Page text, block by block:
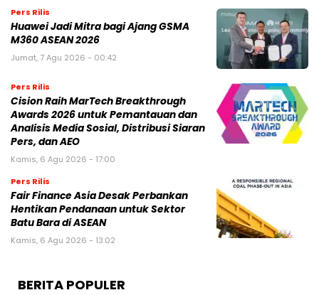
Pers Rilis
Huawei Jadi Mitra bagi Ajang GSMA
M360 ASEAN 2026
Jumat, 7 Agu 2026 - 00:42
Pers Rilis
Cision Raih MarTech Breakthrough
Awards 2026 untuk Pemantauan dan
Analisis Media Sosial, Distribusi Siaran
Pers, dan AEO
Kamis, 6 Agu 2026 - 17:00
Pers Rilis
Fair Finance Asia Desak Perbankan
Hentikan Pendanaan untuk Sektor
Batu Bara di ASEAN
Kamis, 6 Agu 2026 - 13:02
BERITA POPULER